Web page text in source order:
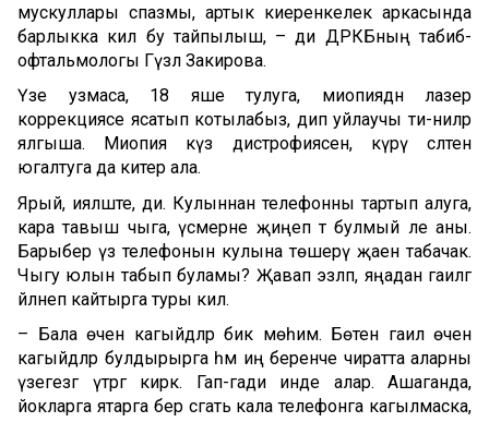
мускуллары спазмы, артык киеренкелек аркасында
барлыкка килә бу тайпылыш, – ди ДРКБның табиб-
офтальмологы Гүзәл Закирова.
Үзе узмаса, 18 яше тулуга, миопиядән лазер
коррекциясе ясатып котылабыз, дип уйлаучы әти-әниләр
ялгыша. Миопия күз дистрофиясенә, күрү сәләтен
югалтуга да китерә ала.
Ярый, ияләште, ди. Кулыннан телефонны тартып алуга,
кара тавыш чыга, үсмерне җиңеп тә булмый әле аны.
Барыбер үз телефонын кулына төшерү җаен табачак.
Чыгу юлын табып буламы? Җавап эзләп, яңадан гаиләгә
әйләнеп кайтырга туры килә.
– Бала өчен кагыйдәләр бик мөһим. Бөтен гаилә өчен
кагыйдәләр булдырырга һәм иң беренче чиратта аларны
үзегезгә үтәргә кирәк. Гап-гади инде алар. Ашаганда,
йокларга ятарга бер сәгать кала телефонга кагылмаска,